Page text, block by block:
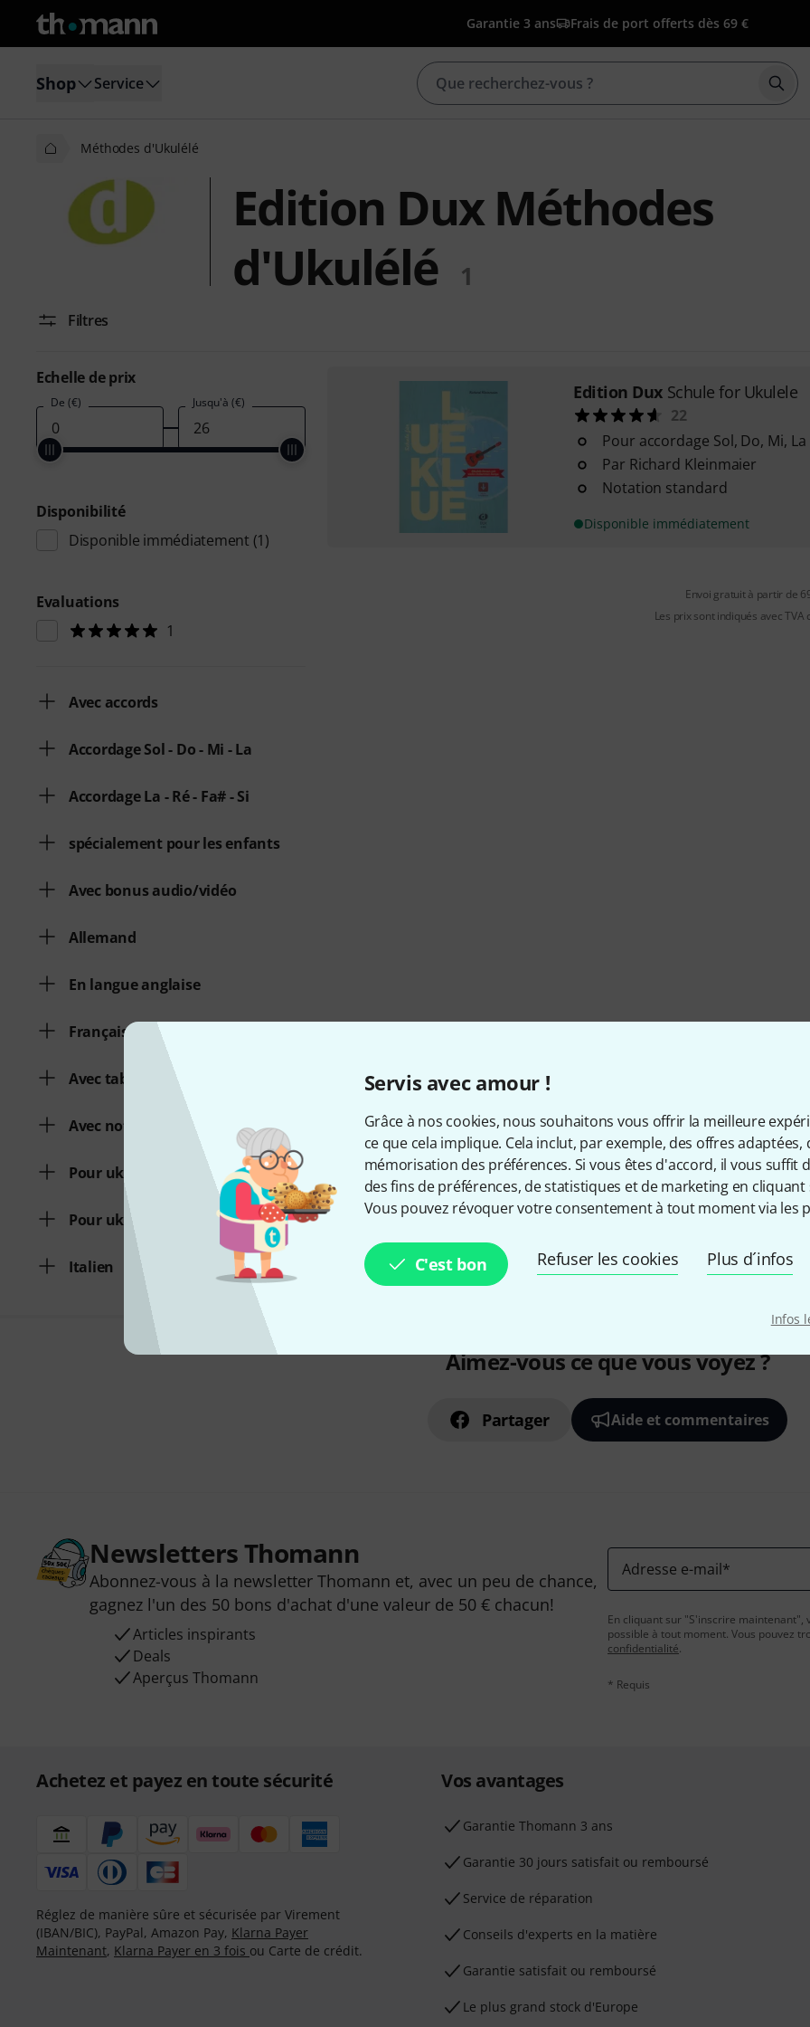
Servis avec amour !
Grâce à nos cookies, nous souhaitons vous offrir la meilleure
ce que cela implique. Cela inclut, par exemple, des offres
mémorisation des préférences. Si vous êtes d'accord, il vous suffit
des fins de préférences, de statistiques et de marketing en
Vous pouvez révoquer votre consentement à tout moment via les
C'est bon Refuser les cookies Plus d´infos
Infos
Garantie 3 ans Frais de port offerts dès 69 €
Shop Service
Méthodes d'Ukulélé
Edition Dux Méthodes
d'Ukulélé
1
Filtres
Echelle de prix
De (€) Jusqu'à (€)
Disponibilité
Disponible immédiatement (1)
Evaluations
1
Avec accords
Accordage Sol - Do - Mi - La
Accordage La - Ré - Fa# - Si
spécialement pour les enfants
Avec bonus audio/vidéo
Allemand
En langue anglaise
Français
Avec tablature
Avec notes
Pour ukulélé baryton
Pour ukulélé basse
Italien
Edition Dux Schule for Ukulele
22
Pour accordage Sol, Do, Mi, La
Par Richard Kleinmaier
Notation standard
Disponible immédiatement
Envoi gratuit à partir de
Les prix sont indiqués avec TVA
Aimez-vous ce que vous voyez ?
Partager Aide et commentaires
Newsletters Thomann
Abonnez-vous à la newsletter Thomann et, avec un peu de chance,
gagnez l'un des 50 bons d'achat d'une valeur de 50 € chacun!
Articles inspirants
Deals
Aperçus Thomann
Adresse e-mail*
En cliquant sur "S'inscrire maintenant",
possible à tout moment. Vous pouvez
confidentialité.
* Requis
Achetez et payez en toute sécurité
Réglez de manière sûre et sécurisée par Virement
(IBAN/BIC), PayPal, Amazon Pay, Klarna Payer
Maintenant, Klarna Payer en 3 fois ou Carte de crédit.
Vos avantages
Ga­ran­tie Thomann 3 ans
Garantie 30 jours satisfait ou remboursé
Service de réparation
Conseils d'experts en la matière
Garantie satisfait ou remboursé
Le plus grand stock d'Europe